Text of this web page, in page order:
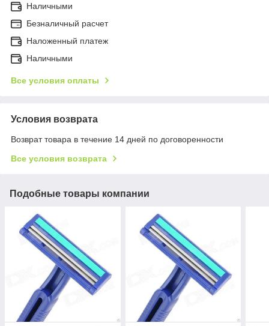
Наличными
Безналичный расчет
Наложенный платеж
Наличными
Все условия оплаты
Условия возврата
Возврат товара в течение 14 дней по договоренности
Все условия возврата
Подобные товары компании